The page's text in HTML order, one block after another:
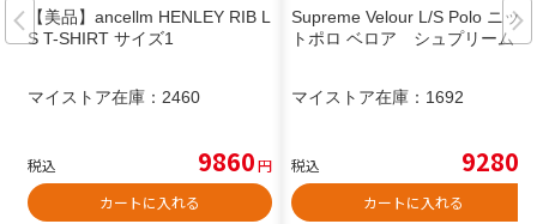
【美品】ancellm HENLEY RIB L
S T-SHIRT サイズ1
マイストア在庫： 2460
税込 9860円
カートに入れる
Supreme Velour L/S Polo ニッ
トポロ ベロア シュプリーム
マイストア在庫： 1692
税込 9280
カートに入れる